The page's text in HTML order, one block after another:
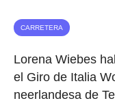
CARRETERA
Lorena Wiebes
el Giro de Italia
neerlandesa de